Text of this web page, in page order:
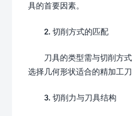
具的首要因素。
2. 切削方式的匹配
刀具的类型需与切削方
选择几何形状适合的精加工
3. 切削力与刀具结构